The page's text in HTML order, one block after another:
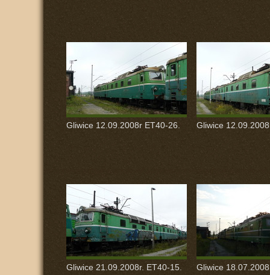
Gliwice 12.09.2008r ET40-26. Gliwice
Gliwice 21.09.2008r. ET40-15. Gliwice